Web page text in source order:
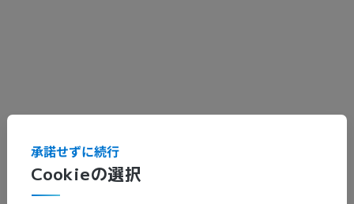
Thus we observe a reduction in the MRI signal from
the free protons in the tissues containing protons
Cookieの選択
承諾せずに続行